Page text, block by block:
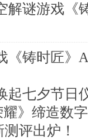
解谜游戏《
铸时匠》
起七夕节日
》缔造数
评出炉！